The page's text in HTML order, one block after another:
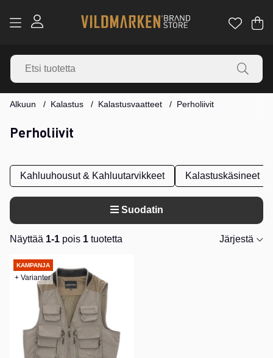
.
Alkuun Kalastus Kalastusvaatteet Perholiivit
Perholiivit
Kahluuhousut & Kahluutarvikkeet Kalastuskäsineet
Suodatin
Näyttää 1-1 pois 1 tuotetta
Järjestä
Tuotteet
KAMPANJA
+ Varianter